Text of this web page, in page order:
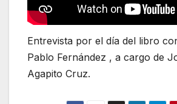
Entrevista por el día del libro
Pablo Fernández , a cargo de
Agapito Cruz.